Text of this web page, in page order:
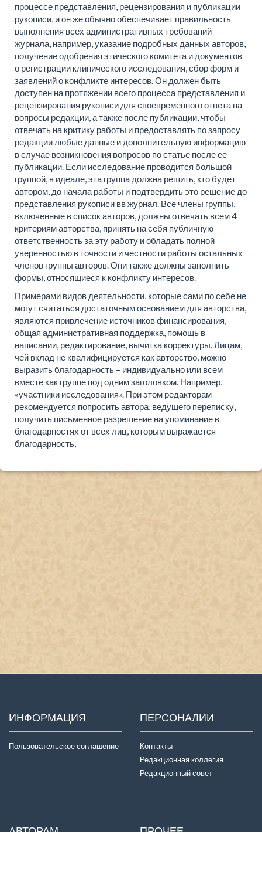
процессе представления, рецензирования и публикации
рукописи, и он же обычно обеспечивает правильность
выполнения всех административных требований
журнала, например, указание подробных данных авторов,
получение одобрения этического комитета и документов
о регистрации клинического исследования, сбор форм и
заявлений о конфликте интересов. Он должен быть
доступен на протяжении всего процесса представления и
рецензирования рукописи для своевременного ответа на
вопросы редакции, а также после публикации, чтобы
отвечать на критику работы и предоставлять по запросу
редакции любые данные и дополнительную информацию
в случае возникновения вопросов по статье после ее
публикации. Если исследование проводится большой
группой, в идеале, эта группа должна решить, кто будет
автором, до начала работы и подтвердить это решение до
представления рукописи вв журнал. Все члены группы,
включенные в список авторов, должны отвечать всем 4
критериям авторства, принять на себя публичную
ответственность за эту работу и обладать полной
уверенностью в точности и честности работы остальных
членов группы авторов. Они также должны заполнить
формы, относящиеся к конфликту интересов.
Примерами видов деятельности, которые сами по себе не
могут считаться достаточным основанием для авторства,
являются привлечение источников финансирования,
общая административная поддержка, помощь в
написании, редактирование, вычитка корректуры. Лицам,
чей вклад не квалифицируется как авторство, можно
выразить благодарность – индивидуально или всем
вместе как группе под одним заголовком. Например,
«участники исследования». При этом редакторам
рекомендуется попросить автора, ведущего переписку,
получить письменное разрешение на упоминание в
благодарностях от всех лиц, которым выражается
благодарность,
ИНФОРМАЦИЯ
Пользовательское соглашение
ПЕРСОНАЛИИ
Контакты
Редакционная коллегия
Редакционный совет
АВТОРАМ ПРОЧЕЕ